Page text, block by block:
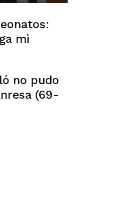
mi
no pudo
(69-